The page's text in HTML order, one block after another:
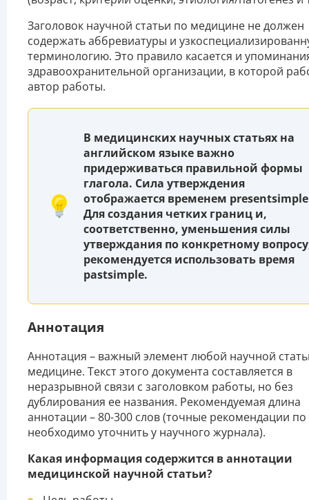
Заголовок научной статьи по медицине не должен
содержать аббревиатуры и
терминологию. Это правило касается и
здравоохранительной организации, в которой
автор работы.
В медицинских научных статьях на
английском языке важно
придерживаться правильной формы
глагола. Сила утверждения
отображается временем
Для создания четких границ и,
соответственно, уменьшения силы
утверждания по конкретному
рекомендуется использовать время
pastsimple.
Аннотация
Аннотация – важный элемент любой научной
медицине. Текст этого документа составляется в
неразрывной связи с заголовком работы, но без
дублирования ее названия. Рекомендуемая длина
аннотации – 80-300 слов (точные рекомендации
необходимо уточнить у научного журнала).
Какая информация содержится в аннотации
медицинской научной статьи?